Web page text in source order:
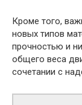
Кроме того,
новых типов
прочностью и
общего веса
сочетании с